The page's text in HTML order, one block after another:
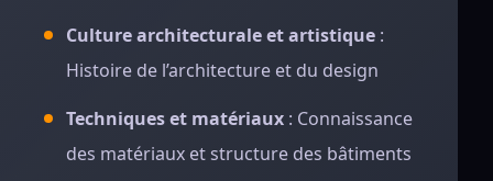
Culture architecturale et artistique :
Histoire de l’architecture et du design
Techniques et matériaux : Connaissance
des matériaux et structure des bâtiments